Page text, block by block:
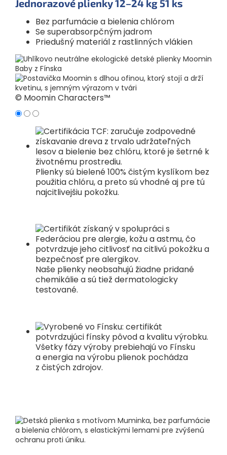
Jednorazové plienky12–24 kg 51 ks
Bez parfumácie a bielenia chlórom
Se superabsorpčným jadrom
Priedušný materiál z rastlinných vlákien
© Moomin Characters™
Plienky sú bielené 100% čistým kyslíkom bez
použitia chlóru, a preto sú vhodné aj pre tú
najcitlivejšiu pokožku.
Naše plienky neobsahujú žiadne pridané
chemikálie a sú tiež dermatologicky
testované.
Všetky fázy výroby prebiehajú vo Fínsku
a energia na výrobu plienok pochádza
z čistých zdrojov.